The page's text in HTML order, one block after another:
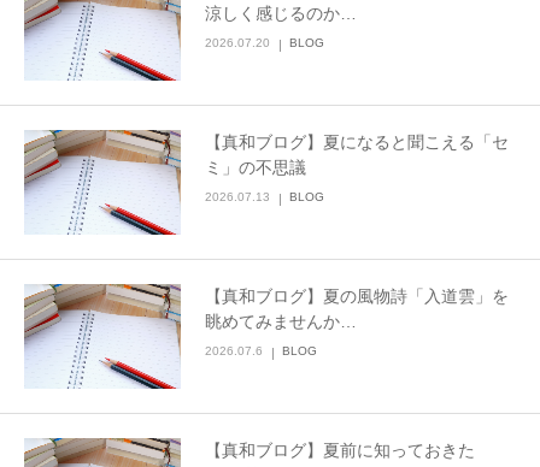
涼しく感じるのか…
2026.07.20 BLOG
【真和ブログ】夏になると聞こえる「セ
ミ」の不思議
2026.07.13 BLOG
【真和ブログ】夏の風物詩「入道雲」を
眺めてみませんか…
2026.07.6 BLOG
【真和ブログ】夏前に知っておきた